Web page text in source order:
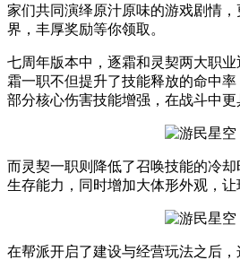
家们共同演绎原汁原味的游戏剧情
界，丰厚奖励等你领取。
七周年版本中，逐霜和灵契两大职
霜一职不但提升了技能释放的命中
部分核心伤害技能增强，在战斗中更
而灵契一职则降低了召唤技能的冷
生存能力，同时增加大体形外观，让
在帮派开启了建设与经营玩法之后